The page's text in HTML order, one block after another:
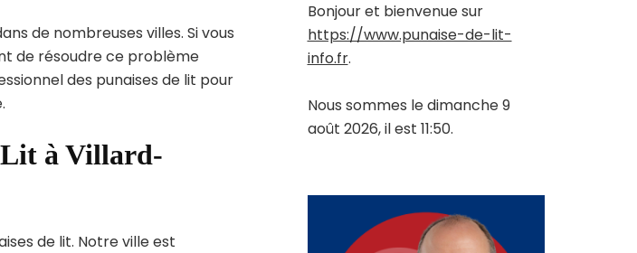
de nombreuses villes. Si vous
de résoudre ce problème
des punaises de lit pour
Lit à Villard-
de lit. Notre ville est
Bonjour et bienvenue sur
https://www.punaise-de-lit-
info.fr.
Nous sommes le dimanche 9
août 2026, il est 11:50.